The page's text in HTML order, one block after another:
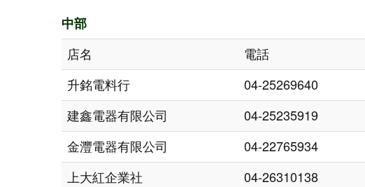
中部
店名 電話
升銘電料行
04-25269640
建鑫電器有限公司
04-25235919
金灃電器有限公司
04-22765934
上大紅企業社
04-26310138